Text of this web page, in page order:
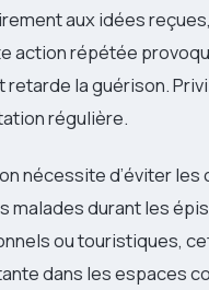
aux idées
action répétée
la guérison.
régulière.
nécessite d’éviter les
malades durant les
ou touristiques,
dans les espaces